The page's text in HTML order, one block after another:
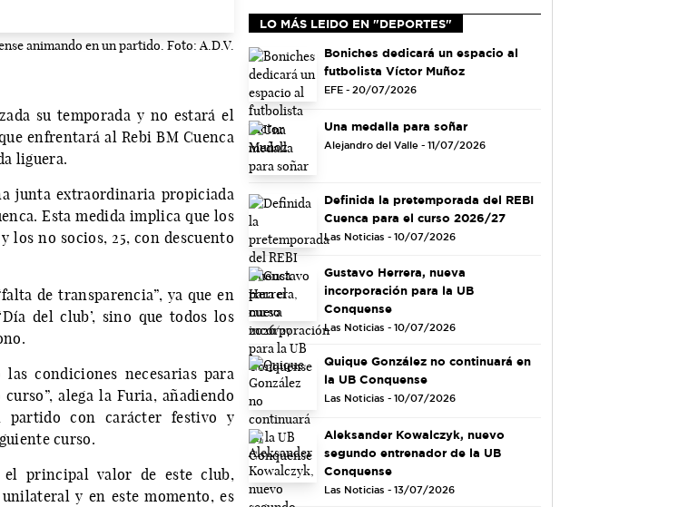
animando en un partido. Foto: A.D.V.
su temporada y no estará el
enfrentará al Rebi BM Cuenca
liguera.
junta extraordinaria propiciada
Esta medida implica que los
los no socios, 25, con descuento
de transparencia”, ya que en
del club’, sino que todos los
condiciones necesarias para
alega la Furia, añadiendo
partido con carácter festivo y
curso.
el principal valor de este club,
y en este momento, es
LO MÁS LEIDO EN "DEPORTES"
Boniches dedicará un espacio al
futbolista Víctor Muñoz
EFE - 20/07/2026
Una medalla para soñar
Alejandro del Valle - 11/07/2026
Definida la pretemporada del REBI
Cuenca para el curso 2026/27
Las Noticias - 10/07/2026
Gustavo Herrera, nueva
incorporación para la UB
Conquense
Las Noticias - 10/07/2026
Quique González no continuará en
la UB Conquense
Las Noticias - 10/07/2026
Aleksander Kowalczyk, nuevo
segundo entrenador de la UB
Conquense
Las Noticias - 13/07/2026